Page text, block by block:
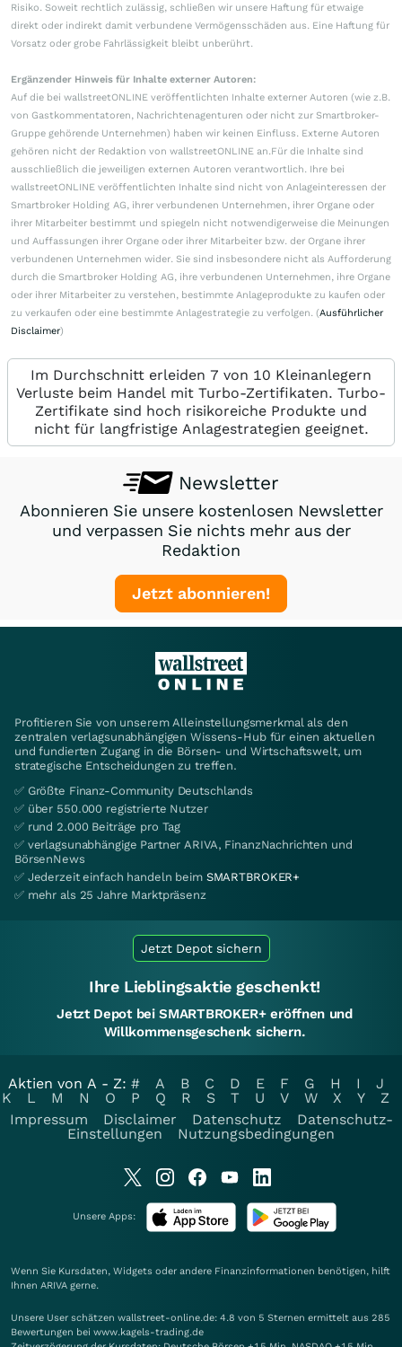
Risiko. Soweit rechtlich zulässig, schließen wir unsere Haftung für etwaige
direkt oder indirekt damit verbundene Vermögensschäden aus. Eine Haftung für
Vorsatz oder grobe Fahrlässigkeit bleibt unberührt.
Ergänzender Hinweis für Inhalte externer Autoren:
Auf die bei wallstreetONLINE veröffentlichten Inhalte externer Autoren (wie z.B.
von Gastkommentatoren, Nachrichtenagenturen oder nicht zur Smartbroker-
Gruppe gehörende Unternehmen) haben wir keinen Einfluss. Externe Autoren
gehören nicht der Redaktion von wallstreetONLINE an.Für die Inhalte sind
ausschließlich die jeweiligen externen Autoren verantwortlich. Ihre bei
wallstreetONLINE veröffentlichten Inhalte sind nicht von Anlageinteressen der
Smartbroker Holding AG, ihrer verbundenen Unternehmen, ihrer Organe oder
ihrer Mitarbeiter bestimmt und spiegeln nicht notwendigerweise die Meinungen
und Auffassungen ihrer Organe oder ihrer Mitarbeiter bzw. der Organe ihrer
verbundenen Unternehmen wider. Sie sind insbesondere nicht als Aufforderung
durch die Smartbroker Holding AG, ihre verbundenen Unternehmen, ihre Organe
oder ihrer Mitarbeiter zu verstehen, bestimmte Anlageprodukte zu kaufen oder
zu verkaufen oder eine bestimmte Anlagestrategie zu verfolgen. (Ausführlicher
Disclaimer)
Im Durchschnitt erleiden 7 von 10 Kleinanlegern
Verluste beim Handel mit Turbo-Zertifikaten. Turbo-
Zertifikate sind hoch risikoreiche Produkte und
nicht für langfristige Anlagestrategien geeignet.
Newsletter
Abonnieren Sie unsere kostenlosen Newsletter
und verpassen Sie nichts mehr aus der
Redaktion
Jetzt abonnieren!
Profitieren Sie von unserem Alleinstellungsmerkmal als den
zentralen verlagsunabhängigen Wissens-Hub für einen aktuellen
und fundierten Zugang in die Börsen- und Wirtschaftswelt, um
strategische Entscheidungen zu treffen.
✅ Größte Finanz-Community Deutschlands
✅ über 550.000 registrierte Nutzer
✅ rund 2.000 Beiträge pro Tag
✅ verlagsunabhängige Partner ARIVA, FinanzNachrichten und
BörsenNews
✅ Jederzeit einfach handeln beim SMARTBROKER+
✅ mehr als 25 Jahre Marktpräsenz
Jetzt Depot sichern
Ihre Lieblingsaktie geschenkt!
Jetzt Depot bei SMARTBROKER+ eröffnen und
Willkommensgeschenk sichern.
Aktien von A - Z: # A B C D E F G H I
J
K
L M N O P Q R S T U V W X Y
Z
Impressum
Disclaimer Datenschutz
Datenschutz-
Einstellungen
Nutzungsbedingungen
Unsere Apps:
Wenn Sie Kursdaten, Widgets oder andere Finanzinformationen benötigen, hilft
Ihnen ARIVA gerne.
Unsere User schätzen wallstreet-online.de: 4.8 von 5 Sternen ermittelt aus 285
Bewertungen bei www.kagels-trading.de